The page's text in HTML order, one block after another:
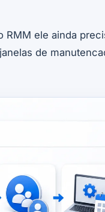
RMM ele ainda
de